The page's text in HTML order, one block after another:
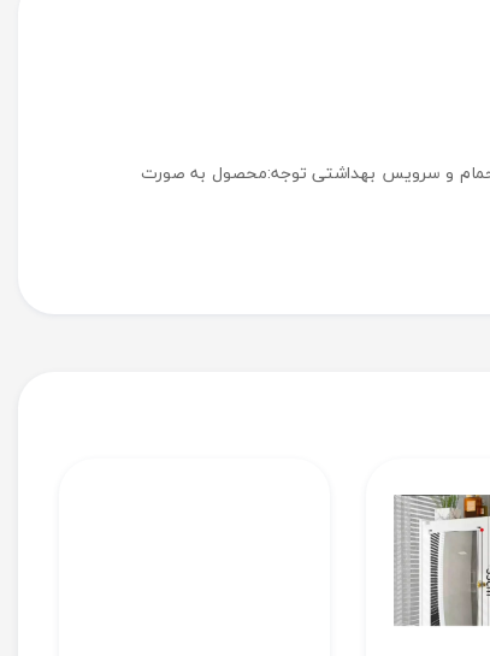
جنس پی وی سی ضداب و قابل شستشو ارتفاع 120 عرض48 رنگ سفید مناسب حمام و سرویس بهداشتی توجه:محصول به صورت